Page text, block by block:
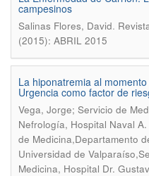
campesinos
Salinas Flores, David.
(2015): ABRIL 2015
La hiponatremia al
Urgencia como factor de
Vega, Jorge; Servicio de
Nefrología, Hospital Naval
de Medicina,Departamento
Universidad de
Medicina, Hospital Dr.